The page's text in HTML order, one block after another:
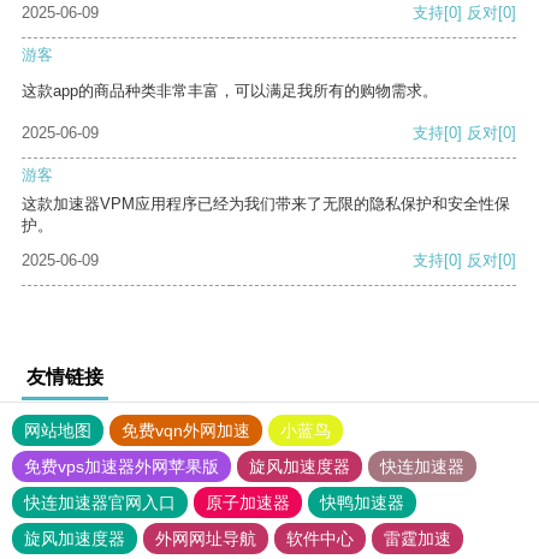
2025-06-09
支持[0] 反对[0]
游客
这款app的商品种类非常丰富，可以满足我所有的购物需求。
2025-06-09 支持[0] 反对[0]
游客
这款加速器VPM应用程序已经为我们带来了无限的隐私保护和安全性保
护。
2025-06-09
支持[0] 反对[0]
友情链接
网站地图 免费vqn外网加速
小蓝鸟
免费vps加速器外网苹果版
旋风加速度器
快连加速器
快连加速器官网入口
原子加速器
快鸭加速器
旋风加速度器
外网网址导航 软件中心
雷霆加速